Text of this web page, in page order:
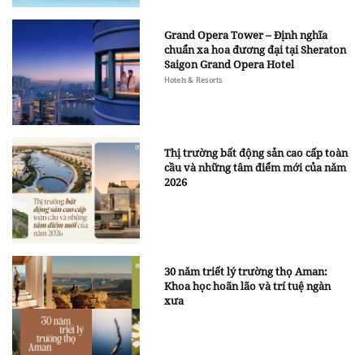
Grand Opera Tower – Định nghĩa
chuẩn xa hoa đương đại tại Sheraton
Saigon Grand Opera Hotel
Hotels & Resorts
Thị trường bất động sản cao cấp toàn
cầu và những tâm điểm mới của năm
2026
30 năm triết lý trường thọ Aman:
Khoa học hoãn lão và trí tuệ ngàn
xưa